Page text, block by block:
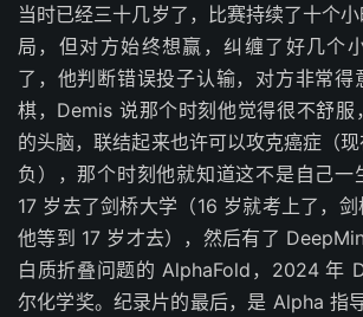
当时已经三十几岁了，比赛持续了十个
局，但对方始终想赢，纠缠了好几个
了，他判断错误投子认输，对方非常得
棋，Demis 说那个时刻他觉得很不舒服
的头脑，联结起来也许可以攻克癌症（
负），那个时刻他就知道这不是自己一
17 岁去了剑桥大学（16 岁就考上了，
他等到 17 岁才去），然后有了
白质折叠问题的 AlphaFold，2024 年
尔化学奖。纪录片的最后，是 Alpha 指